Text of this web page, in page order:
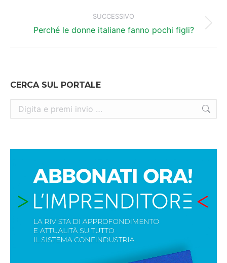
SUCCESSIVO
Prossimo
Perché le donne italiane fanno pochi figli?
CERCA SUL PORTALE
Cerca: